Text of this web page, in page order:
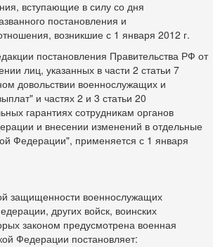
вступающие в силу со дня
постановления и
возникшие с 1 января 2012 г.
постановления Правительства РФ от
лиц, указанных в части 2 статьи 7
довольствии военнослужащих и
и частях 2 и 3 статьи 20
гарантиях сотрудникам органов
и внесении изменений в отдельные
Федерации", применяется с 1 января
защищенности военнослужащих
других войск, воинских
законом предусмотрена военная
Федерации постановляет: